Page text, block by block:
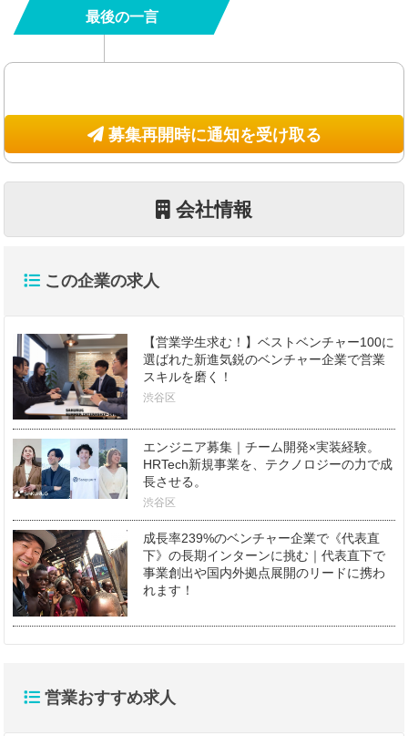
最後の一言
募集再開時に通知を受け取る
会社情報
この企業の求人
【営業学生求む！】ベストベンチャー100に
選ばれた新進気鋭のベンチャー企業で営業
スキルを磨く！
渋谷区
エンジニア募集｜チーム開発×実装経験。
HRTech新規事業を、テクノロジーの力で成
長させる。
渋谷区
成長率239%のベンチャー企業で《代表直
下》の長期インターンに挑む｜代表直下で
事業創出や国内外拠点展開のリードに携わ
れます！
営業おすすめ求人